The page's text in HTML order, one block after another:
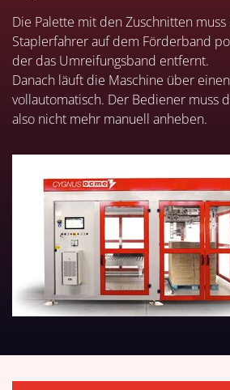
Die Palette mit den Zuschnitten muss
Staplerfahrer auf dem Förderband
der das Umreifungsband entfernt.
Danach läuft die Maschine über
vollautomatisch. Der Bediener muss
also nicht mehr manuell anheben.